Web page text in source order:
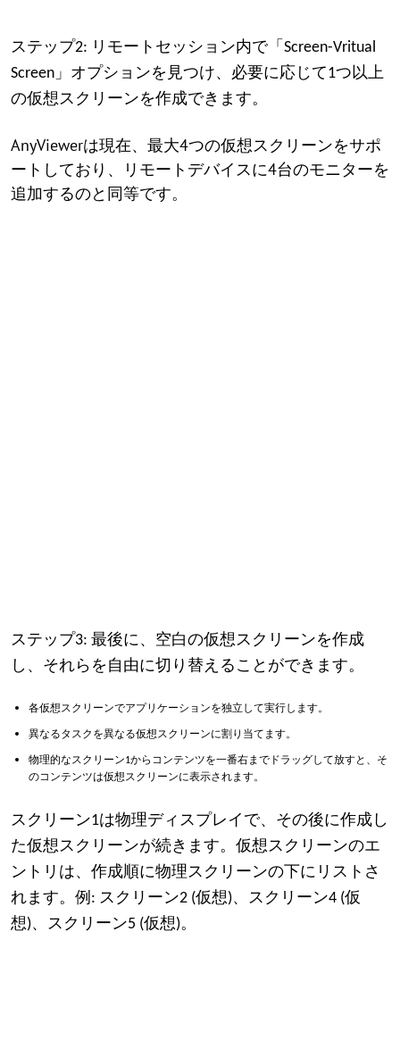
ステップ2: リモートセッション内で「Screen-Vritual
Screen」オプションを見つけ、必要に応じて1つ以上
の仮想スクリーンを作成できます。
AnyViewerは現在、最大4つの仮想スクリーンをサポ
ートしており、リモートデバイスに4台のモニターを
追加するのと同等です。
ステップ3: 最後に、空白の仮想スクリーンを作成
し、それらを自由に切り替えることができます。
各仮想スクリーンでアプリケーションを独立して実行します。
異なるタスクを異なる仮想スクリーンに割り当てます。
物理的なスクリーン1からコンテンツを一番右までドラッグして放すと、そ
のコンテンツは仮想スクリーンに表示されます。
スクリーン1は物理ディスプレイで、その後に作成し
た仮想スクリーンが続きます。仮想スクリーンのエ
ントリは、作成順に物理スクリーンの下にリストさ
れます。 例: スクリーン2 (仮想)、スクリーン4 (仮
想)、スクリーン5 (仮想)。